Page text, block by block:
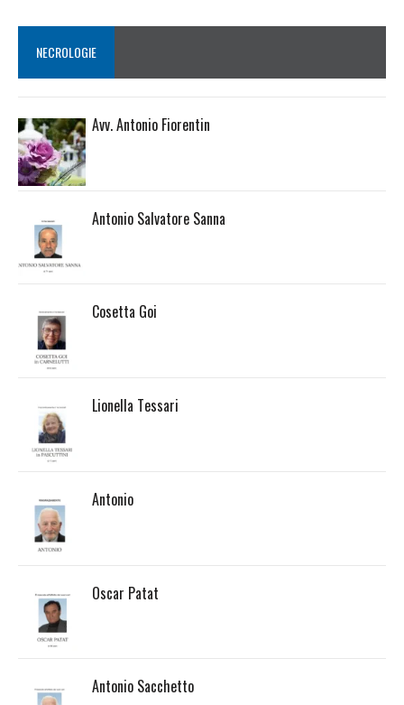
NECROLOGIE
Avv. Antonio Fiorentin
Antonio Salvatore Sanna
Cosetta Goi
Lionella Tessari
Antonio
Oscar Patat
Antonio Sacchetto